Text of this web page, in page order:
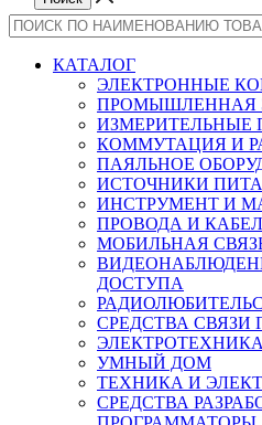
КАТАЛОГ
ЭЛЕКТРОННЫЕ
ПРОМЫШЛЕННАЯ
ИЗМЕРИТЕЛЬНЫЕ
КОММУТАЦИЯ И
ПАЯЛЬНОЕ
ИСТОЧНИКИ
ИНСТРУМЕНТ И
ПРОВОДА И
МОБИЛЬНАЯ
ДОСТУПА
СРЕДСТВА
ЭЛЕКТРОТЕХНИКА
УМНЫЙ ДОМ
ТЕХНИКА И
СРЕДСТВА